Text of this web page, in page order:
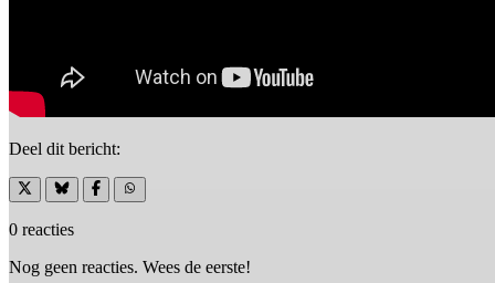
Deel dit bericht:
0 reacties
Nog geen reacties. Wees de eerste!